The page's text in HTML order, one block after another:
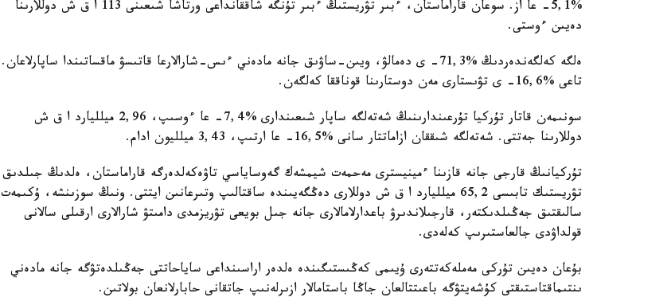
%5,1- عا از. سوعان قاراماستان، ءبىر تۋريستىڭ ءبىر تۇنگە شاققانداعى ورتاشا شىعىنى 113 ا ق ش دوللارىنا
دەيىن ءوستى.
ەلگە كەلگەندەردىڭ %71,3- ى دەمالۋ، ويىن-ساۋىق جانە مادەني ءىس-شارالارعا قاتىسۋ ماقساتىندا ساپارلاعان.
تاعى %16,6- ى تۋىستارى مەن دوستارىنا قوناققا كەلگەن.
سونىمەن قاتار تۇركيا تۇرعىندارىنىڭ شەتەلگە ساپار شىعىندارى %7,4- عا ءوسىپ، 2,96 ميلليارد ا ق ش
دوللارىنا جەتتى. شەتەلگە شىققان ازاماتتار سانى %16,5- عا ارتىپ، 3,43 ميلليون ادام.
تۇركيانىڭ قارجى جانە قازىنا ءمينيسترى مەحمەت شيمشەك گەوساياسي تاۋەكەلدەرگە قاراماستان، ەلدىڭ جىلدىق
تۋريستىك تابىسى 65,2 ميلليارد ا ق ش دوللارى دەڭگەيىندە ساقتالىپ وتىرعانىن ايتتى. ونىڭ سوزىنشە، ۇكىمەت
سالىقتىق جەڭىلدىكتەر، قارجىلاندىرۋ باعدارلامالارى جانە جىل بويعى تۋريزمدى دامىتۋ شارالارى ارقىلى سالانى
قولداۋدى جالعاستىرىپ كەلەدى.
بۇعان دەيىن تۇركى مەملەكەتتەرى ۇيىمى كەڭىستىگىندە ەلدەر اراسىنداعى ساياحاتتى جەڭىلدەتۋگە جانە مادەني
ىنتىماقتاستىقتى كۇشەيتۋگە باعىتتالعان جاڭا باستامالار ازىرلەنىپ جاتقانى حابارلانعان بولاتىن.